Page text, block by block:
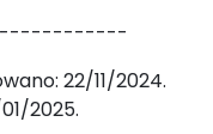
22/11/2024.
2025.